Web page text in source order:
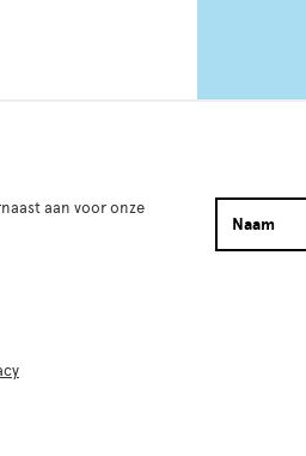
aan voor onze